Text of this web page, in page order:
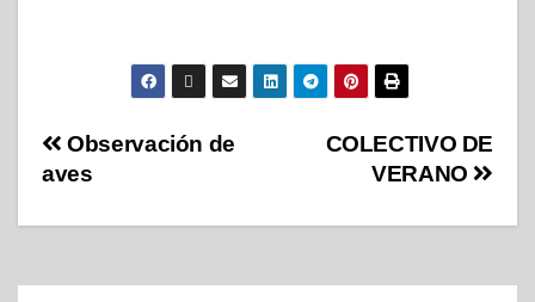
COLECTIVO DE
VERANO
Observación de
aves